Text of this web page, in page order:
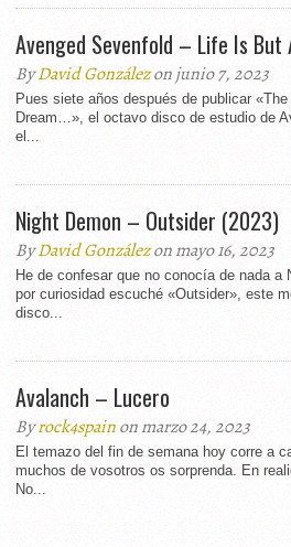
Avenged Sevenfold – Life Is
ByDavid Gonzálezon junio 7, 2023
Pues siete años después de publicar
Dream…», el octavo disco de estudio de
el...
Night Demon – Outsider (2023)
ByDavid Gonzálezon mayo 16, 2023
He de confesar que no conocía de nada a
por curiosidad escuché «Outsider», este
disco...
Avalanch – Lucero
Byrock4spainon marzo 24, 2023
El temazo del fin de semana hoy corre a
muchos de vosotros os sorprenda. En
No...